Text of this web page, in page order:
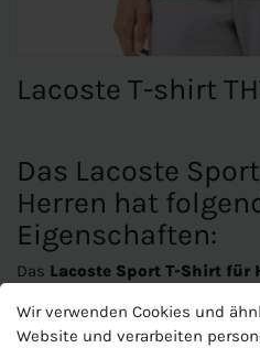
Lacoste T-shirt
Das Lacoste
Herren hat
Eigenschaften:
Das Lacoste Sport T-Shirt für
Freizeit tragen kann.
Wir verwenden Cookies und
Website und verarbeiten